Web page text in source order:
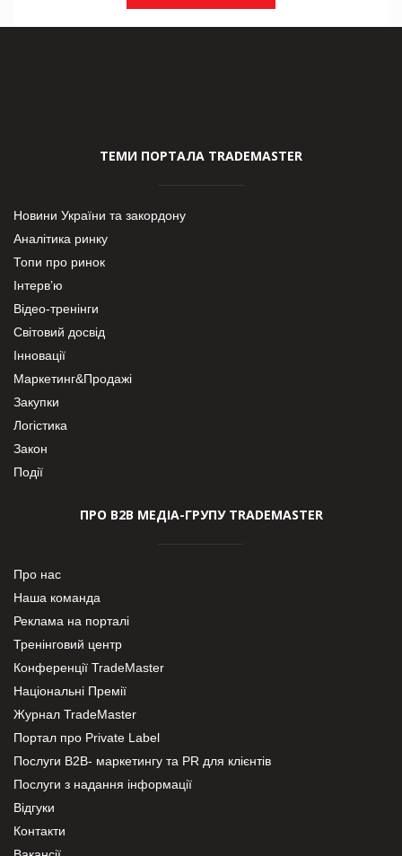
ТЕМИ ПОРТАЛА TRADEMASTER
Новини України та закордону
Аналітика ринку
Топи про ринок
Інтерв’ю
Відео-тренінги
Світовий досвід
Інновації
Маркетинг&Продажі
Закупки
Логістика
Закон
Події
ПРО В2В МЕДІА-ГРУПУ TRADEMASTER
Про нас
Наша команда
Реклама на порталі
Тренінговий центр
Конференції TradeMaster
Національні Премії
Журнал TradeMaster
Портал про Private Label
Послуги В2В- маркетингу та PR для клієнтів
Послуги з надання інформації
Відгуки
Контакти